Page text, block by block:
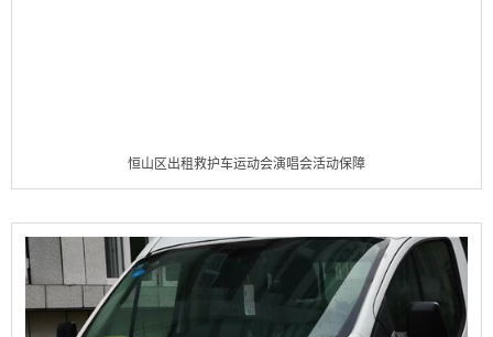
恒山区出租救护车运动会演唱会活动保障